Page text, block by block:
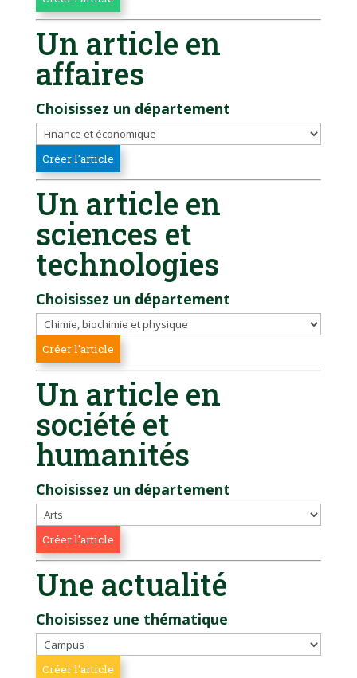
Un article en
affaires
Choisissez un département
Un article en
sciences et
technologies
Choisissez un département
Un article en
société et
humanités
Choisissez un département
Une actualité
Choisissez une thématique